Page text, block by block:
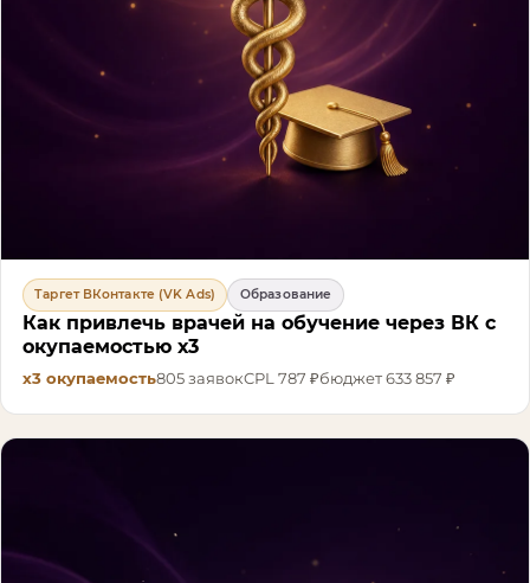
Таргет ВКонтакте (VK Ads) Образование
Как привлечь врачей на обучение через ВК с
окупаемостью х3
х3окупаемость805заявокCPL 787 ₽бюджет633 857 ₽